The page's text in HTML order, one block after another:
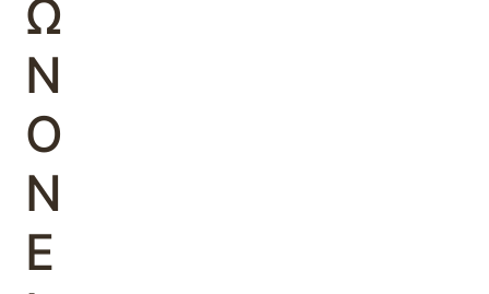
Ω
Ν
Ο
Ν
Ε